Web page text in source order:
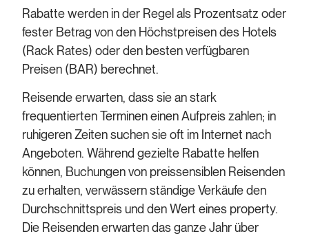
Rabatte werden in der Regel als Prozentsatz oder
fester Betrag von den Höchstpreisen des Hotels
(Rack Rates) oder den besten verfügbaren
Preisen (BAR) berechnet.
Reisende erwarten, dass sie an stark
frequentierten Terminen einen Aufpreis zahlen; in
ruhigeren Zeiten suchen sie oft im Internet nach
Angeboten. Während gezielte Rabatte helfen
können, Buchungen von preissensiblen Reisenden
zu erhalten, verwässern ständige Verkäufe den
Durchschnittspreis und den Wert eines property.
Die Reisenden erwarten das ganze Jahr über